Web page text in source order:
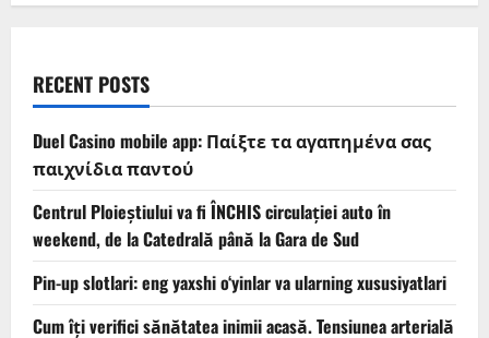
RECENT POSTS
Duel Casino mobile app: Παίξτε τα αγαπημένα σας
παιχνίδια παντού
Centrul Ploieștiului va fi ÎNCHIS circulației auto în
weekend, de la Catedrală până la Gara de Sud
Pin-up slotlari: eng yaxshi o‘yinlar va ularning xususiyatlari
Cum îți verifici sănătatea inimii acasă. Tensiunea arterială